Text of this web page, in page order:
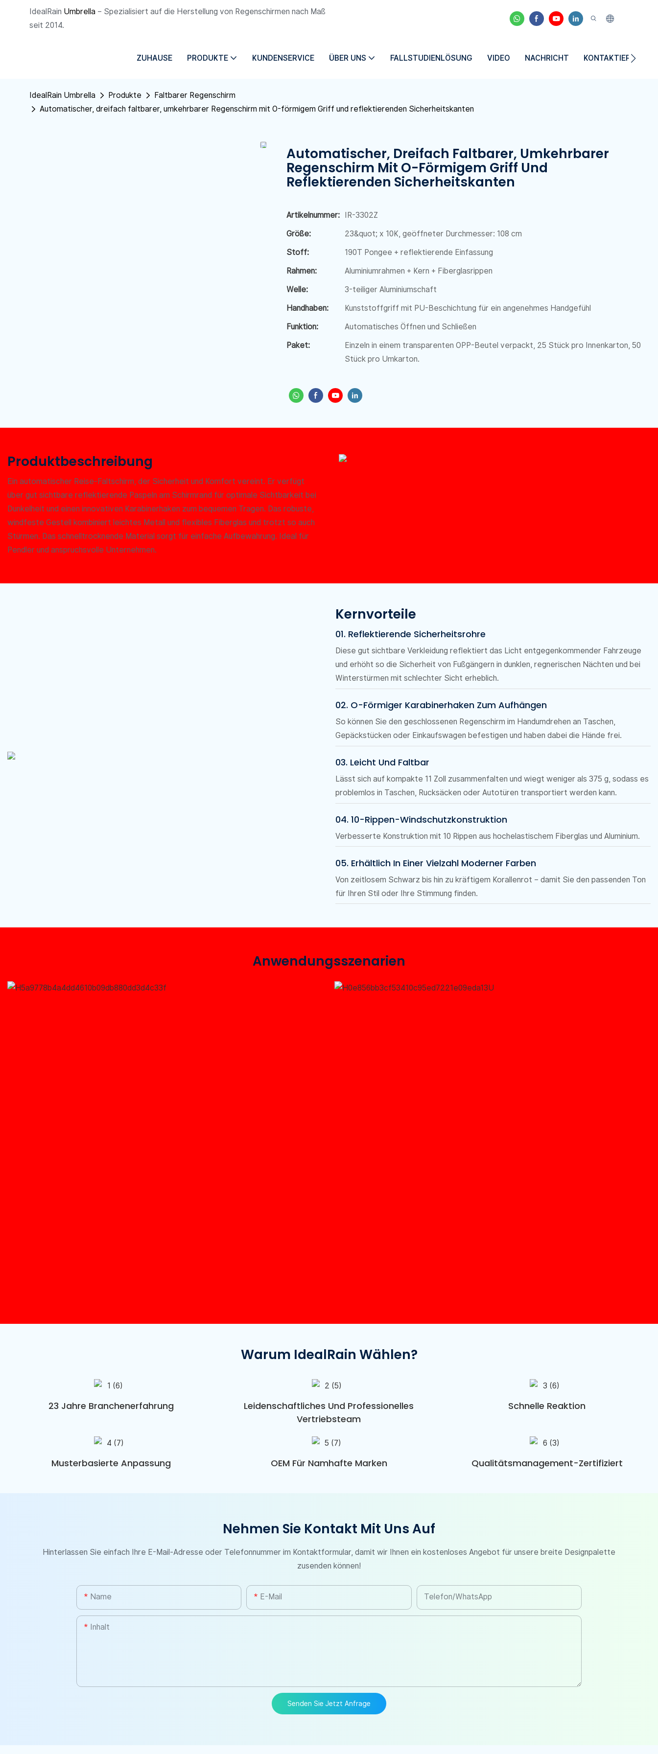
IdealRain Umbrella – Spezialisiert auf die Herstellung von Regenschirmen nach Maß
seit 2014.
ZUHAUSE PRODUKTE KUNDENSERVICE ÜBER UNS FALLSTUDIENLÖSUNG VIDEO NACHRICHT KONTAKTIEREN SIE
IdealRain Umbrella Produkte
Faltbarer Regenschirm
Automatischer, dreifach faltbarer, umkehrbarer Regenschirm mit O-förmigem Griff und reflektierenden Sicherheitskanten
Automatischer, Dreifach Faltbarer, Umkehrbarer
Regenschirm Mit O-Förmigem Griff Und
Reflektierenden Sicherheitskanten
Artikelnummer: IR-3302Z
Größe:
23&quot; x 10K, geöffneter Durchmesser: 108 cm
Stoff:
190T Pongee + reflektierende Einfassung
Rahmen:
Aluminiumrahmen + Kern + Fiberglasrippen
Welle:
3-teiliger Aluminiumschaft
Handhaben:
Kunststoffgriff mit PU-Beschichtung für ein angenehmes Handgefühl
Funktion:
Automatisches Öffnen und Schließen
Paket:
Einzeln in einem transparenten OPP-Beutel verpackt, 25 Stück pro Innenkarton, 50
Stück pro Umkarton.
Produktbeschreibung
Ein automatischer Reise-Faltschirm, der Sicherheit und Komfort vereint. Er verfügt
über gut sichtbare reflektierende Paspeln am Schirmrand für optimale Sichtbarkeit bei
Dunkelheit und einen innovativen Karabinerhaken zum bequemen Tragen. Das robuste,
windfeste Gestell kombiniert leichtes Metall und flexibles Fiberglas und trotzt so auch
Stürmen. Das schnelltrocknende Material sorgt für einfache Aufbewahrung. Ideal für
Pendler und anspruchsvolle Unternehmen.
Kernvorteile
01. Reflektierende Sicherheitsrohre
Diese gut sichtbare Verkleidung reflektiert das Licht entgegenkommender Fahrzeuge
und erhöht so die Sicherheit von Fußgängern in dunklen, regnerischen Nächten und bei
Winterstürmen mit schlechter Sicht erheblich.
02. O-Förmiger Karabinerhaken Zum Aufhängen
So können Sie den geschlossenen Regenschirm im Handumdrehen an Taschen,
Gepäckstücken oder Einkaufswagen befestigen und haben dabei die Hände frei.
03. Leicht Und Faltbar
Lässt sich auf kompakte 11 Zoll zusammenfalten und wiegt weniger als 375 g, sodass es
problemlos in Taschen, Rucksäcken oder Autotüren transportiert werden kann.
04. 10-Rippen-Windschutzkonstruktion
Verbesserte Konstruktion mit 10 Rippen aus hochelastischem Fiberglas und Aluminium.
05. Erhältlich In Einer Vielzahl Moderner Farben
Von zeitlosem Schwarz bis hin zu kräftigem Korallenrot – damit Sie den passenden Ton
für Ihren Stil oder Ihre Stimmung finden.
Anwendungsszenarien
Warum IdealRain Wählen?
23 Jahre Branchenerfahrung
Leidenschaftliches Und Professionelles
Vertriebsteam
Schnelle Reaktion
Musterbasierte Anpassung OEM Für Namhafte Marken Qualitätsmanagement-Zertifiziert
Nehmen Sie Kontakt Mit Uns Auf
Hinterlassen Sie einfach Ihre E-Mail-Adresse oder Telefonnummer im Kontaktformular, damit wir Ihnen ein kostenloses Angebot für unsere breite Designpalette
zusenden können!
Name E-Mail Telefon/WhatsApp
Inhalt
Senden Sie Jetzt Anfrage